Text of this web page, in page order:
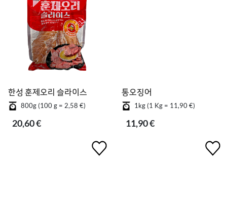
한성 훈제오리 슬라이스
800g (100 g = 2,58 €)
20,60 €
통오징어
1kg (1 Kg = 11,90 €)
11,90 €